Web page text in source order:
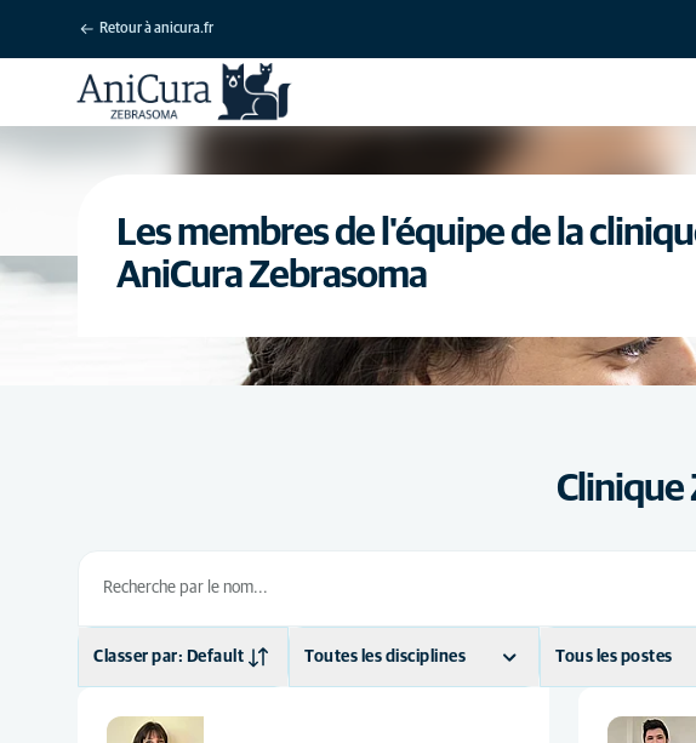
Retour à anicura.fr
Les membres de l'équipe de la
AniCura Zebrasoma
Clinique
Classer par: Default Toutes les disciplines Tous les postes